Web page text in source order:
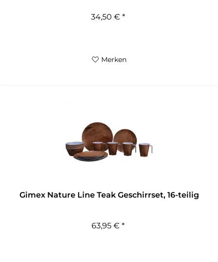
34,50 € *
Merken
Gimex Nature Line Teak Geschirrset, 16-teilig
63,95 € *